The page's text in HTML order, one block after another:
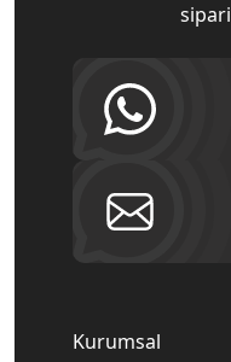
Kurumsal